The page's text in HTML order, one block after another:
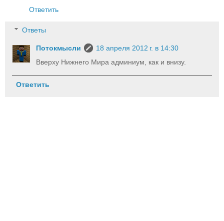
Ответить
Ответы
Потокмысли
18 апреля 2012 г. в 14:30
Вверху Нижнего Мира админиум, как и внизу.
Ответить